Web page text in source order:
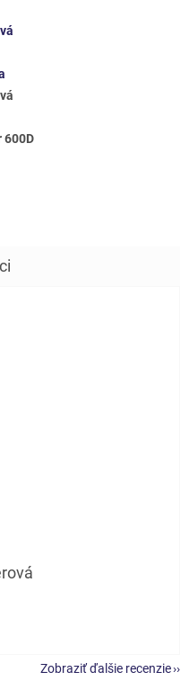
600D
5 z 5 hviezdičiek.
5 z 5 hviezdičiek.
5 z 5 hviezdičiek.
5 z 5 hviezdičiek.
Zobraziť ďalšie recenzie